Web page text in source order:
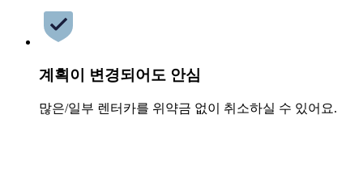
계획이 변경되어도 안심
많은/일부 렌터카를 위약금 없이 취소하실 수 있어요.